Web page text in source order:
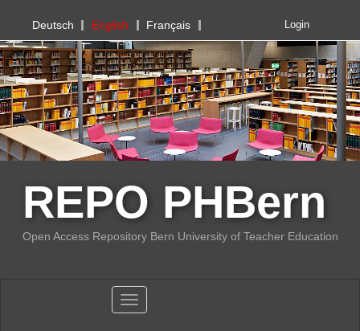
PHBern
Deutsch English Français Login
REPO PHBern
Open Access Repository Bern University of Teacher Education
Toggle navigation